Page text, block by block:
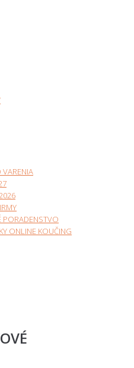
VARENIA
PORADENSTVO
ONLINE KOUČING